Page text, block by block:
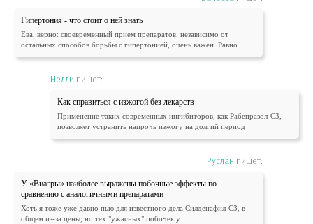
Гипертония - что стоит о ней знать
Ева, верно: своевременный прием препаратов, независимо от
остальных способов борьбы с гипертонией, очень важен. Равно
Нелли пишет:
Как справиться с изжогой без лекарств
Применение таких современных ингибиторов, как Рабепразол-СЗ,
позволяет устранить напрочь изжогу на долгий период
Руслан пишет:
У «Виагры» наиболее выражены побочные эффекты по
сравнению с аналогичными препаратами
Хоть я тоже уже давно пью для известного дела Силденафил-СЗ, в
общем из-за цены, но тех "ужасных" побочек у